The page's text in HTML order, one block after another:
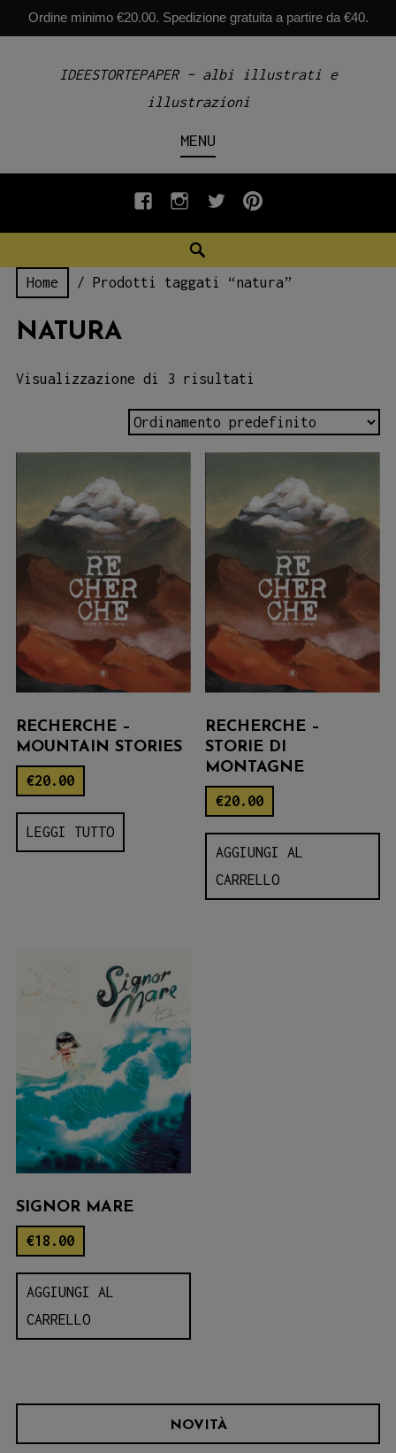
Ordine minimo €20.00. Spedizione gratuita a partire da €40.
IDEESTORTEPAPER – albi illustrati e
illustrazioni
MENU
fb INSTAGRAM
twiterpinterest
Home / Prodotti taggati “natura”
NATURA
Visualizzazione di 3 risultati
RECHERCHE –
MOUNTAIN STORIES
€20.00
LEGGI TUTTO
RECHERCHE –
STORIE DI
MONTAGNE
€20.00
AGGIUNGI AL
CARRELLO
SIGNOR MARE
€18.00
AGGIUNGI AL
CARRELLO
NOVITÀ